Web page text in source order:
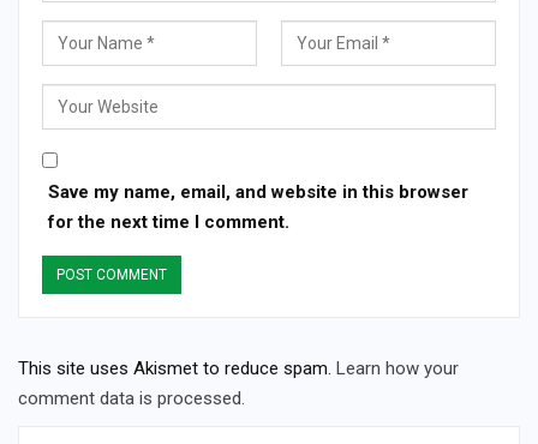
Save my name, email, and website in this browser
for the next time I comment.
This site uses Akismet to reduce spam. Learn how your
comment data is processed.